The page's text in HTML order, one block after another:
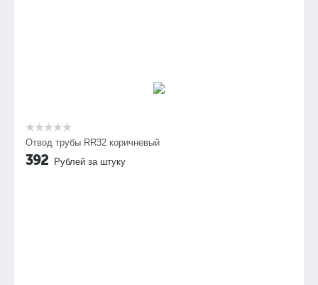
Отвод трубы RR32 коричневый
392 Рублей за штуку